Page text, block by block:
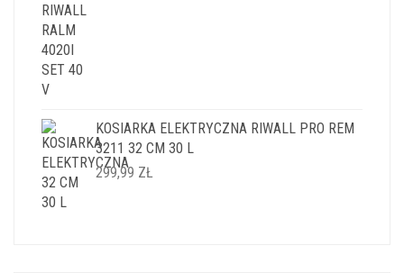
KOSIARKA ELEKTRYCZNA RIWALL PRO REM
3211 32 CM 30 L
299,99 ZŁ